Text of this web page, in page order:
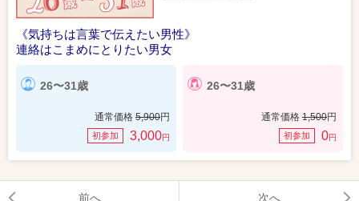
《気持ちは言葉で伝えたい男性》
連絡はこまめにとりたい男女
26〜31歳
通常価格 5,900円
初参加 3,000円
26〜31歳
通常価格 1,500円
初参加 0円
前へ 次へ